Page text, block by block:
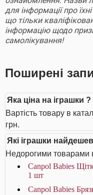
для інформації про
що тільки
інформацію щодо
самолікування!
Поширені
Яка ціна на іграшки ?
Вартість товару в
грн.
Які іграшки
Недорогими товарами в
Canpol Babies
1 шт
Canpol Babies